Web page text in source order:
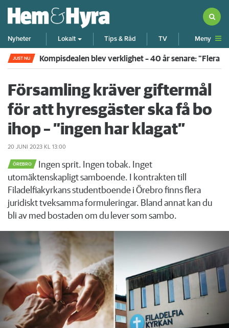
Nyheter Lokalt Tips & Råd TV Meny
JUST NU Kompisdealen blev verklighet – 40 år senare: "Flera
Församling kräver giftermål
för att hyresgäster ska få bo
ihop – ”ingen har klagat”
20 JUNI 2023 KL 13:00
ÖREBRO
Ingen sprit. Ingen tobak. Inget
utomäktenskapligt samboende. I kontrakten till
Filadelfiakyrkans studentboende i Örebro finns flera
juridiskt tveksamma formuleringar. Bland annat kan du
bli av med bostaden om du lever som sambo.